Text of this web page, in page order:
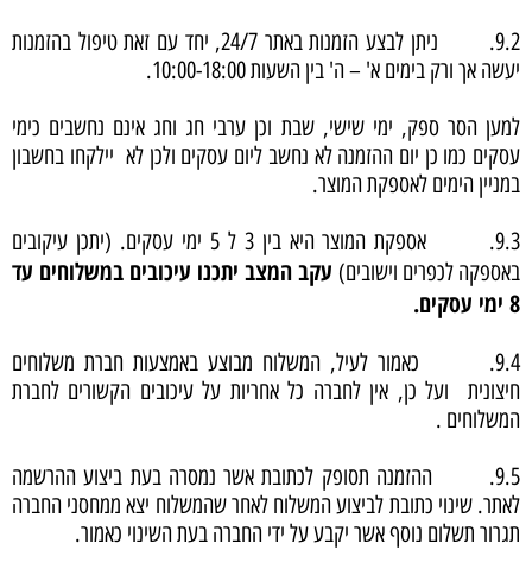
9.2. ניתן לבצע הזמנות באתר 24/7, יחד עם זאת טיפול בהזמנות
יעשה אך ורק בימים א' – ה' בין השעות 10:00-18:00.
למען הסר ספק, ימי שישי, שבת וכן ערבי חג וחג אינם נחשבים כימי
עסקים כמו כן יום ההזמנה לא נחשב ליום עסקים ולכן לא יילקחו בחשבון
במניין הימים לאספקת המוצר.
9.3. אספקת המוצר היא בין 3 ל 5 ימי עסקים. (יתכן עיקובים
באספקה לכפרים וישובים) עקב המצב יתכנו עיכובים במשלוחים עד
8 ימי עסקים.
9.4. כאמור לעיל, המשלוח מבוצע באמצעות חברת משלוחים
חיצונית ועל כן, אין לחברה כל אחריות על עיכובים הקשורים לחברת
המשלוחים .
9.5. ההזמנה תסופק לכתובת אשר נמסרה בעת ביצוע ההרשמה
לאתר. שינוי כתובת לביצוע המשלוח לאחר שהמשלוח יצא ממחסני החברה
תגרור תשלום נוסף אשר יקבע על ידי החברה בעת השינוי כאמור.